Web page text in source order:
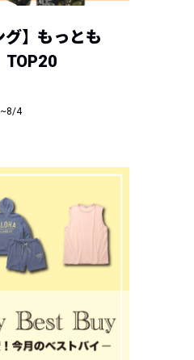
グ】もっとも
TOP20
4